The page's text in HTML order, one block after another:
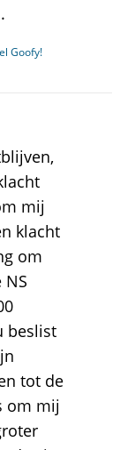
Goofy!
mij
klacht
om
beslist
tot de
om mij